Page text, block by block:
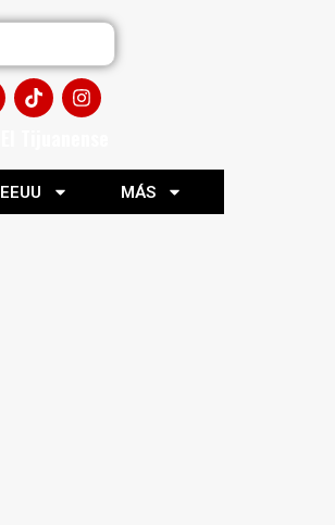
EEUU MÁS